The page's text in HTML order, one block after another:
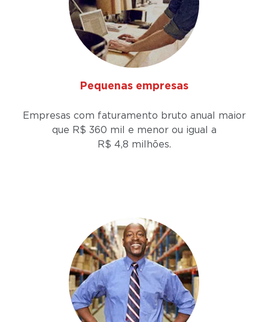
Pequenas empresas
Empresas com faturamento bruto anual maior
que R$ 360 mil e menor ou igual a
R$ 4,8 milhões.